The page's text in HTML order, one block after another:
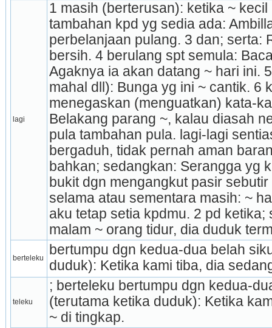
lagi
1 masih (berterusan): ketika ~
tambahan kpd yg sedia ada:
perbelanjaan pulang. 3 dan; serta:
bersih. 4 berulang spt semula:
Agaknya ia akan datang ~ hari ini.
mahal dll): Bunga yg ini ~ cantik. 6
menegaskan (menguatkan) kata-
Belakang parang ~, kalau diasah
pula tambahan pula. lagi-lagi
bergaduh, tidak pernah aman
bahkan; sedangkan: Serangga yg
bukit dgn mengangkut pasir
selama atau sementara masih: ~
aku tetap setia kpdmu. 2 pd ketika;
malam ~ orang tidur, dia duduk
berteleku
bertumpu dgn kedua-dua belah
duduk): Ketika kami tiba, dia
teleku
; berteleku bertumpu dgn kedua-
(terutama ketika duduk): Ketika
~ di tingkap.